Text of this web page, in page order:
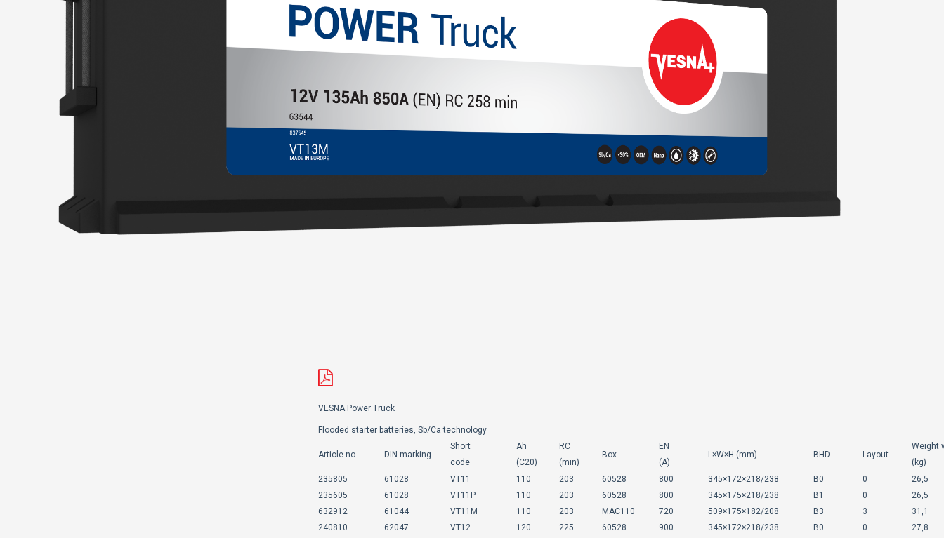
VESNA Power Truck
Flooded starter batteries, Sb/Ca technology
Article no. DIN marking
Short Ah
RC
Box
EN
L×W×H (mm) BHD Layout
Weight
code
(C20) (min) (A)
(kg)
235805
61028 VT11 110 203 60528 800 345×172×218/238 B0 0
26,5
235605
61028 VT11P 110 203 60528 800 345×175×218/238 B1 0
26,5
632912
61044 VT11M 110 203 MAC110 720 509×175×182/208 B3 3
31,1
240810
62047 VT12 120 225 60528 900 345×172×218/238 B0 0
27,8